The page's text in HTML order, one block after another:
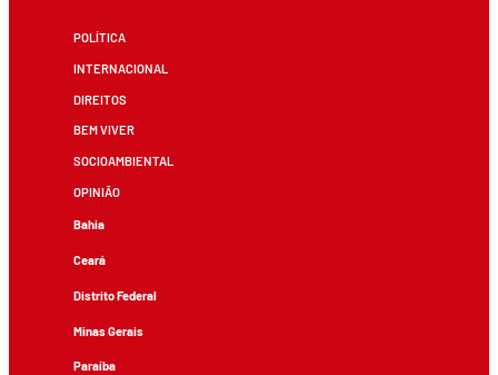
POLÍTICA
INTERNACIONAL
DIREITOS
BEM VIVER
SOCIOAMBIENTAL
OPINIÃO
Bahia
Ceará
Distrito Federal
Minas Gerais
Paraíba